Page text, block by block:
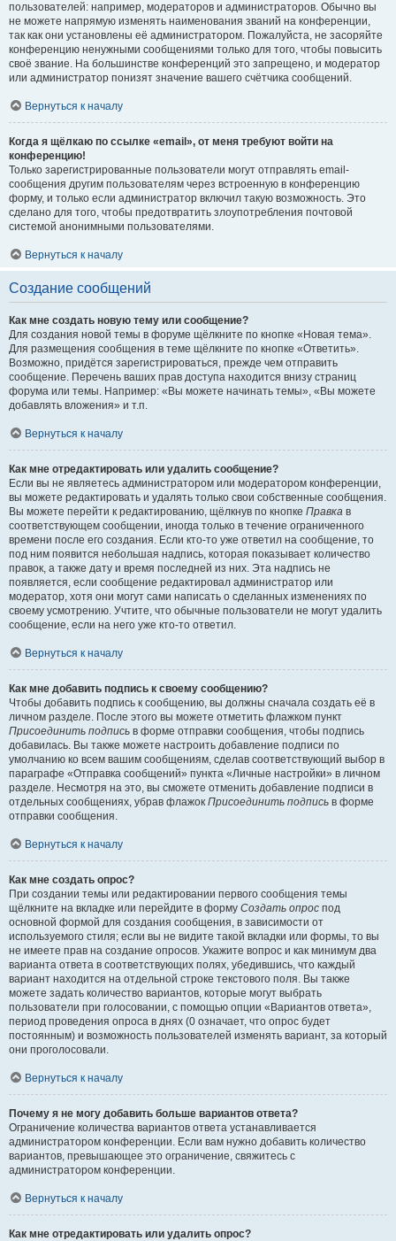
пользователей: например, модераторов и администраторов. Обычно вы
не можете напрямую изменять наименования званий на конференции,
так как они установлены её администратором. Пожалуйста, не засоряйте
конференцию ненужными сообщениями только для того, чтобы повысить
своё звание. На большинстве конференций это запрещено, и модератор
или администратор понизят значение вашего счётчика сообщений.
Вернуться к началу
Когда я щёлкаю по ссылке «email», от меня требуют войти на
конференцию!
Только зарегистрированные пользователи могут отправлять email-
сообщения другим пользователям через встроенную в конференцию
форму, и только если администратор включил такую возможность. Это
сделано для того, чтобы предотвратить злоупотребления почтовой
системой анонимными пользователями.
Вернуться к началу
Создание сообщений
Как мне создать новую тему или сообщение?
Для создания новой темы в форуме щёлкните по кнопке «Новая тема».
Для размещения сообщения в теме щёлкните по кнопке «Ответить».
Возможно, придётся зарегистрироваться, прежде чем отправить
сообщение. Перечень ваших прав доступа находится внизу страниц
форума или темы. Например: «Вы можете начинать темы», «Вы можете
добавлять вложения» и т.п.
Вернуться к началу
Как мне отредактировать или удалить сообщение?
Если вы не являетесь администратором или модератором конференции,
вы можете редактировать и удалять только свои собственные сообщения.
Вы можете перейти к редактированию, щёлкнув по кнопке Правка в
соответствующем сообщении, иногда только в течение ограниченного
времени после его создания. Если кто-то уже ответил на сообщение, то
под ним появится небольшая надпись, которая показывает количество
правок, а также дату и время последней из них. Эта надпись не
появляется, если сообщение редактировал администратор или
модератор, хотя они могут сами написать о сделанных изменениях по
своему усмотрению. Учтите, что обычные пользователи не могут удалить
сообщение, если на него уже кто-то ответил.
Вернуться к началу
Как мне добавить подпись к своему сообщению?
Чтобы добавить подпись к сообщению, вы должны сначала создать её в
личном разделе. После этого вы можете отметить флажком пункт
Присоединить подпись в форме отправки сообщения, чтобы подпись
добавилась. Вы также можете настроить добавление подписи по
умолчанию ко всем вашим сообщениям, сделав соответствующий выбор в
параграфе «Отправка сообщений» пункта «Личные настройки» в личном
разделе. Несмотря на это, вы сможете отменить добавление подписи в
отдельных сообщениях, убрав флажок Присоединить подпись в форме
отправки сообщения.
Вернуться к началу
Как мне создать опрос?
При создании темы или редактировании первого сообщения темы
щёлкните на вкладке или перейдите в форму Создать опрос под
основной формой для создания сообщения, в зависимости от
используемого стиля; если вы не видите такой вкладки или формы, то вы
не имеете прав на создание опросов. Укажите вопрос и как минимум два
варианта ответа в соответствующих полях, убедившись, что каждый
вариант находится на отдельной строке текстового поля. Вы также
можете задать количество вариантов, которые могут выбрать
пользователи при голосовании, с помощью опции «Вариантов ответа»,
период проведения опроса в днях (0 означает, что опрос будет
постоянным) и возможность пользователей изменять вариант, за который
они проголосовали.
Вернуться к началу
Почему я не могу добавить больше вариантов ответа?
Ограничение количества вариантов ответа устанавливается
администратором конференции. Если вам нужно добавить количество
вариантов, превышающее это ограничение, свяжитесь с
администратором конференции.
Вернуться к началу
Как мне отредактировать или удалить опрос?